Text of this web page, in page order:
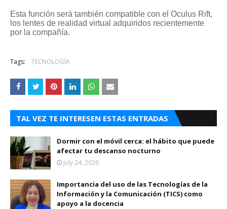
Esta función será también compatible con el Oculus Rift,
los lentes de realidad virtual adquiridos recientemente
por la compañía.
Tags: TECNOLOGÍA
TAL VEZ TE INTERESEN ESTAS ENTRADAS
Dormir con el móvil cerca: el hábito que puede
afectar tu descanso nocturno
July 24, 2026
Importancia del uso de las Tecnologías de la
Información y la Comunicación (TICS) como
apoyo a la docencia